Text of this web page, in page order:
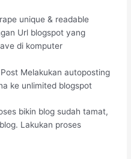
unique & readable
Url blogspot yang
di komputer
Melakukan autoposting
ke unlimited blogspot
bikin blog sudah tamat,
Lakukan proses